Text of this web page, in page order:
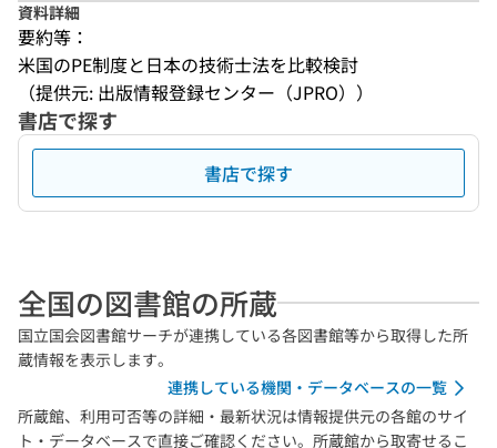
資料詳細
要約等：
米国のPE制度と日本の技術士法を比較検討
（提供元: 出版情報登録センター（JPRO））
書店で探す
書店で探す
全国の図書館の所蔵
国立国会図書館サーチが連携している各図書館等から取得した所
蔵情報を表示します。
連携している機関・データベースの一覧
所蔵館、利用可否等の詳細・最新状況は情報提供元の各館のサイ
ト・データベースで直接ご確認ください。所蔵館から取寄せるこ